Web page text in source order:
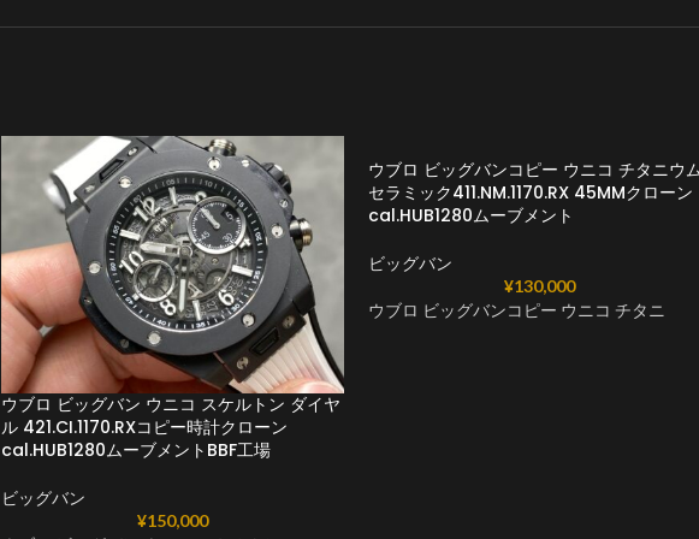
ウブロ ビッグバン ウニコ スケルトン ダイヤ
ル 421.CI.1170.RXコピー時計クローン
cal.HUB1280ムーブメントBBF工場
ビッグバン
¥150,000
ウブロ ビッグバンコピー ウニコ チタニウ
セラミック411.NM.1170.RX 45MMクローン
cal.HUB1280ムーブメント
ビッグバン
¥130,000
ウブロ ビッグバンコピー ウニコ チタニ